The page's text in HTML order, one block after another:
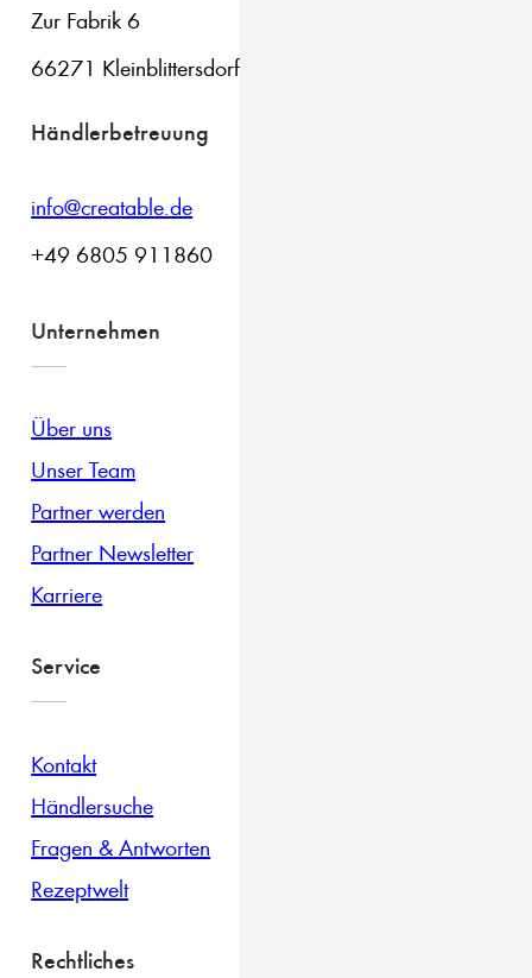
Zur Fabrik 6
66271 Kleinblittersdorf
Händlerbetreuung
info@creatable.de
+49 6805 911860
Unternehmen
Über uns
Unser Team
Partner werden
Partner Newsletter
Karriere
Service
Kontakt
Händlersuche
Fragen & Antworten
Rezeptwelt
Rechtliches